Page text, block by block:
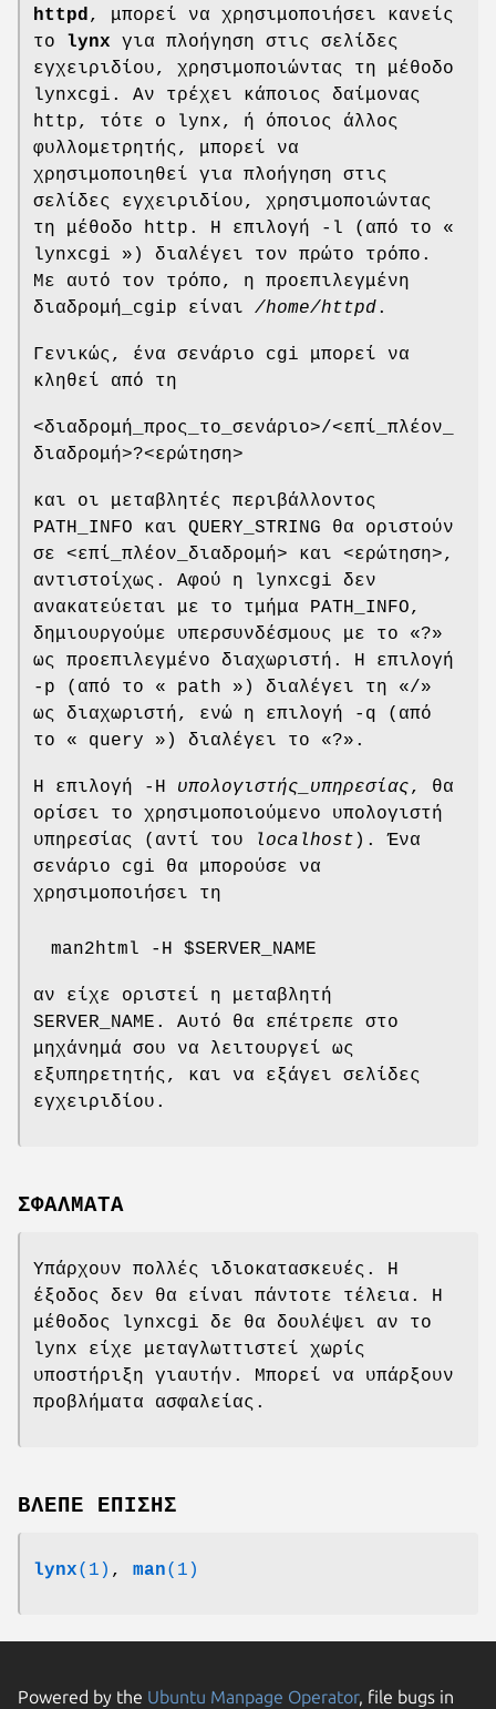
httpd, μπορεί να χρησιμοποιήσει κανείς
το
lynx για πλοήγηση στις σελίδες
εγχειριδίου, χρησιμοποιώντας τη μέθοδο
lynxcgi. Αν τρέχει κάποιος δαίμονας
http, τότε ο lynx, ή όποιος άλλος
φυλλομετρητής, μπορεί να
χρησιμοποιηθεί για πλοήγηση στις
σελίδες εγχειριδίου, χρησιμοποιώντας
τη μέθοδο http. Η επιλογή -l (από το «
lynxcgi ») διαλέγει τον πρώτο τρόπο.
Με αυτό τον τρόπο, η προεπιλεγμένη
διαδρομή_cgip είναι /home/httpd.
Γενικώς, ένα σενάριο cgi μπορεί να
κληθεί από τη
<διαδρομή_προς_το_σενάριο>/<επί_πλέον_
διαδρομή>?<ερώτηση>
και οι μεταβλητές περιβάλλοντος
PATH_INFO και QUERY_STRING θα οριστούν
σε <επί_πλέον_διαδρομή> και <ερώτηση>,
αντιστοίχως. Αφού η lynxcgi δεν
ανακατεύεται με το τμήμα PATH_INFO,
δημιουργούμε υπερσυνδέσμους με το «?»
ως προεπιλεγμένο διαχωριστή. Η επιλογή
-p (από το « path ») διαλέγει τη «/»
ως διαχωριστή, ενώ η επιλογή -q (από
το « query ») διαλέγει το «?».
Η επιλογή -H υπολογιστής_υπηρεσίας, θα
ορίσει το χρησιμοποιούμενο υπολογιστή
υπηρεσίας (αντί του
localhost ). Ένα
σενάριο cgi θα μπορούσε να
χρησιμοποιήσει τη
man2html -H $SERVER_NAME
αν είχε οριστεί η μεταβλητή
SERVER_NAME. Αυτό θα επέτρεπε στο
μηχάνημά σου να λειτουργεί ως
εξυπηρετητής, και να εξάγει σελίδες
εγχειριδίου.
ΣΦΑΛΜΑΤΑ
Υπάρχουν πολλές ιδιοκατασκευές. Η
έξοδος δεν θα είναι πάντοτε τέλεια. Η
μέθοδος lynxcgi δε θα δουλέψει αν το
lynx είχε μεταγλωττιστεί χωρίς
υποστήριξη γιαυτήν. Μπορεί να υπάρξουν
προβλήματα ασφαλείας.
ΒΛΕΠΕ ΕΠΙΣΗΣ
lynx(1) , man(1)
Powered by the Ubuntu Manpage Operator, file bugs in